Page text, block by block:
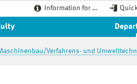
Information for …
Verfahrens- und